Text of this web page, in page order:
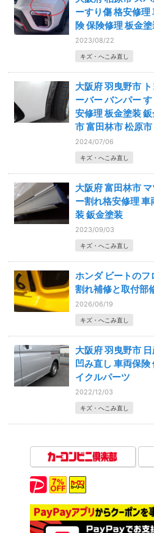
ーすり傷 格安修
険 保険修理 板金
2023/08/22
キズ・へこみ直し
大阪府 羽曳野市
ーバー バンパー
安修理 板金塗装
市 富田林市 松原市
2024/07/06
キズ・へこみ直し
大阪府 富田林市
ー割れ格安修理
装 鈑金塗装
2023/09/03
キズ・へこみ直し
ホンダ ビートの
割れ補修と取付部
2026/06/19
キズ・へこみ直し
大阪府 羽曳野市
凹み直し 車両保
イクルパーツ
2022/12/03
キズ・へこみ直し